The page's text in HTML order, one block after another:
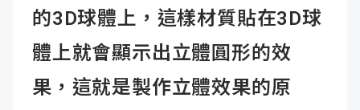
的3D球體上，這樣材質貼在3D球
體上就會顯示出立體圓形的效
果，這就是製作立體效果的原